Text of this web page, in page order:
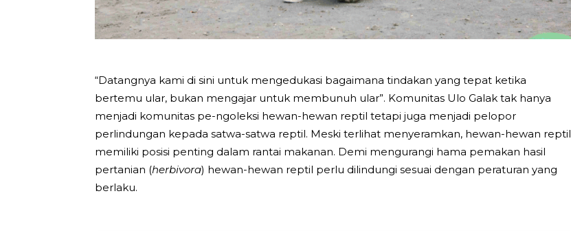
“Datangnya kami di sini untuk mengedukasi bagaimana tindakan yang tepat ketika
bertemu ular, bukan mengajar untuk membunuh ular”. Komunitas Ulo Galak tak hanya
menjadi komunitas pe-ngoleksi hewan-hewan reptil tetapi juga menjadi pelopor
perlindungan kepada satwa-satwa reptil. Meski terlihat menyeramkan, hewan-hewan reptil
memiliki posisi penting dalam rantai makanan. Demi mengurangi hama pemakan hasil
pertanian (herbivora) hewan-hewan reptil perlu dilindungi sesuai dengan peraturan yang
berlaku.